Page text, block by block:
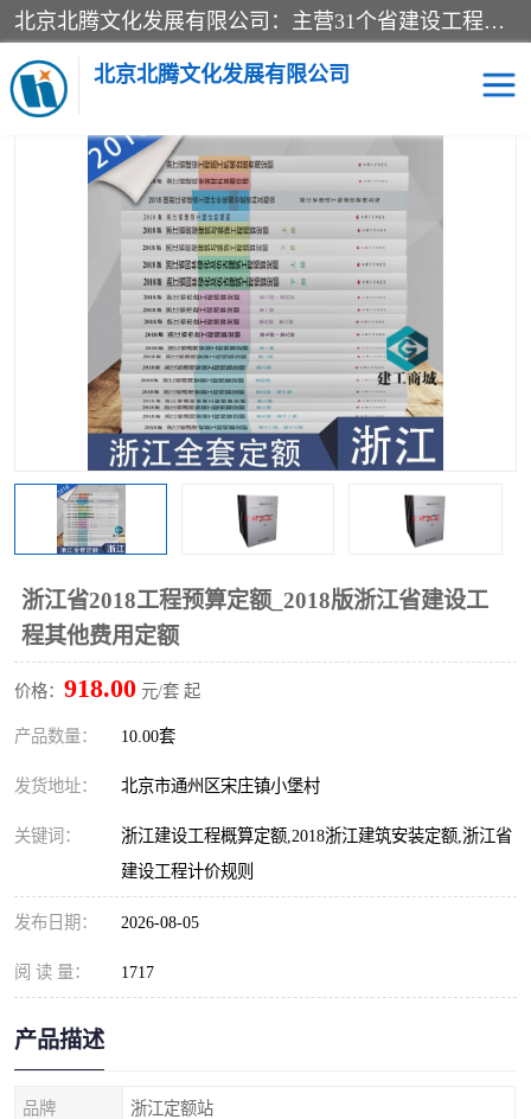
北京北腾文化发展有限公司：主营31个省建设工程预算书,工程预算软件,工程计价依据,工程造价定额,工程量清单计价定额,建设工程量消耗量定额,各行业工程预算定额,铁路定额,电力定额,矿山定额,*,黄金定额,钢铁企业检修定额,中石化安装检修定额,煤矿图书,医院书籍等.诚信的经营，在发展的同时公司不忘不断总结不断优化为客户的服务，和一如既往的热情赢得了新老客户的极高评价及青睐。
北京北腾文化发展有限公司
当前位置：首页>供应商机>浙江省建设工程预算定额> 浙江省
2018工程预算定额_2018版浙江省建设工程其他费用定额
浙江省2018工程预算定额_2018版浙江省建设工
程其他费用定额
价格： 918.00 元/套 起
产品数量： 10.00套
发货地址： 北京市通州区宋庄镇小堡村
关键词：
浙江建设工程概算定额,2018浙江建筑安装定额,浙江省
建设工程计价规则
发布日期： 2026-08-05
阅 读 量： 1717
产品描述
品牌 浙江定额站
预算定额
煤矿图书
铁路建设工程预算定额
电力行业工程预算定额 石油化工安装预算定额
新石油化工检修定额 石油化工概算定额数据
石油建设安装工程预算定 长输管道工程检修维修预
山东省工程预算定额
电网技改,拆除,检修定额 炼油化工计价依据定额
信息通信建设工程预算定
额
火力发电机组检修定额
湖北建设工程消耗量定额
煤炭建设工程预算定额 钢铁检修工程预算定额
黄金矿山工程预算定额 冶金工业矿山建设工程预
算定额2
冶金工业建设工程预算定
额
人防工程预算定额
电子工程概预算定额
疏浚工程预算定额